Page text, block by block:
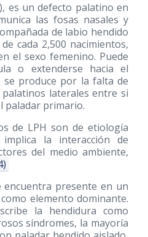
es un defecto palatino en
las fosas nasales y
de labio hendido
cada 2,500 nacimientos,
el sexo femenino. Puede
o extenderse hacia el
produce por la falta de
laterales entre si
paladar primario.
de LPH son de etiología
la interacción de
del medio ambiente,
presente en un
elemento dominante.
la hendidura como
síndromes, la mayoría